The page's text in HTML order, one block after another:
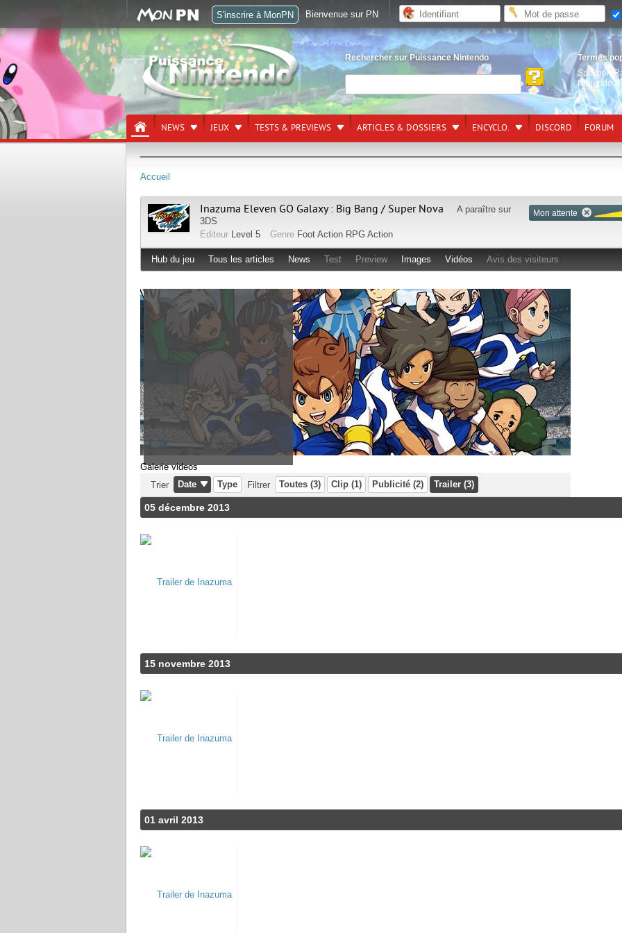
Rechercher sur Puissance Nintendo
Termes
Splatoon
Nintendo
NEWS JEUX TESTS & PREVIEWS ARTICLES & DOSSIERS ENCYCLO. DISCORD FORUM
Accueil
Mon attente
Inazuma Eleven GO Galaxy : Big Bang / Super Nova
A paraître sur
3DS
Editeur Level 5 Genre Foot Action RPG Action
Hub du jeu Tous les articles News Test Preview Images Vidéos Avis des visiteurs
Galerie videos
Trier
Date Type Filtrer Toutes (3) Clip (1) Publicité (2) Trailer (3)
05 décembre 2013
15 novembre 2013
01 avril 2013
S'inscrire à MonPN Bienvenue sur PN